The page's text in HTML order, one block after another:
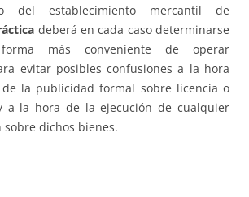
del establecimiento mercantil de
deberá en cada caso determinarse
más conveniente de operar
evitar posibles confusiones a la hora
la publicidad formal sobre licencia o
a la hora de la ejecución de cualquier
sobre dichos bienes.